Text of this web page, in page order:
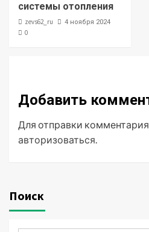
системы отопления
zevs62_ru 4 ноября 2024
0
Добавить
Для отправки
авторизоваться.
Поиск